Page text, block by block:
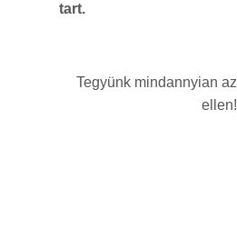
tart.
Tegyünk mindannyian
ellen!